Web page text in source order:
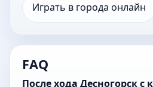
Играть в города онлайн
FAQ
После хода Десногорск